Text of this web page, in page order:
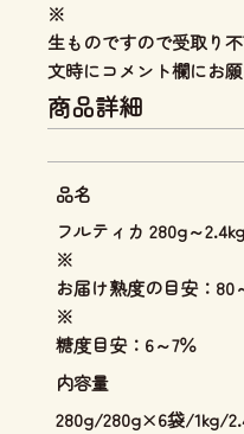
※
生ものですので受取り
文時にコメント欄にお願
商品詳細
品名
フルティカ 280g～2.4kg
※
お届け熟度の目安：80
※
糖度目安：6～7％
内容量
280g/280g×6袋/1kg/